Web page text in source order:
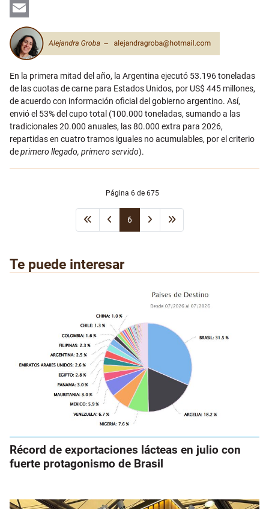
LinkedIn
Email
En la primera mitad del año, la Argentina ejecutó 53.196 toneladas
de las cuotas de carne para Estados Unidos, por US$ 445 millones,
de acuerdo con información oficial del gobierno argentino. Así,
envió el 53% del cupo total (100.000 toneladas, sumando a las
tradicionales 20.000 anuales, las 80.000 extra para 2026,
repartidas en cuatro tramos iguales no acumulables, por el criterio
deprimero llegado, primero servido).
Página 6 de 675
6
Te puede interesar
Récord de exportaciones lácteas en julio con
fuerte protagonismo de Brasil